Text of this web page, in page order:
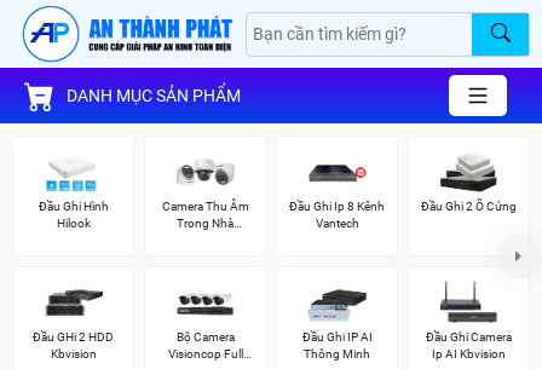
DANH MỤC SẢN PHẨM
Đầu Ghi Hình
Hilook
Camera Thu Âm
Trong Nhà
Đầu Ghi Ip 8 Kênh
Vantech
Đầu Ghi 2 Ổ Cứng
Đầu GHi 2 HDD
Kbvision
Bộ Camera
Visioncop Full
Đầu Ghi IP AI
Thông Minh
Đầu Ghi Camera
Ip AI Kbvision